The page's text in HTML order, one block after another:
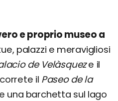
e proprio museo a
palazzi e meravigliosi
de Velàsqueze il
il Paseo de la
una barchetta sul lago